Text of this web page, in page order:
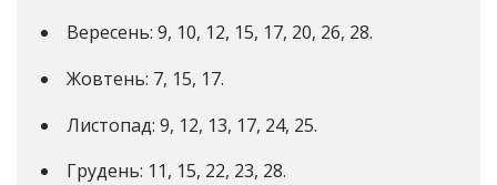
Вересень: 9, 10, 12, 15, 17, 20, 26, 28.
Жовтень: 7, 15, 17.
Листопад: 9, 12, 13, 17, 24, 25.
Грудень: 11, 15, 22, 23, 28.